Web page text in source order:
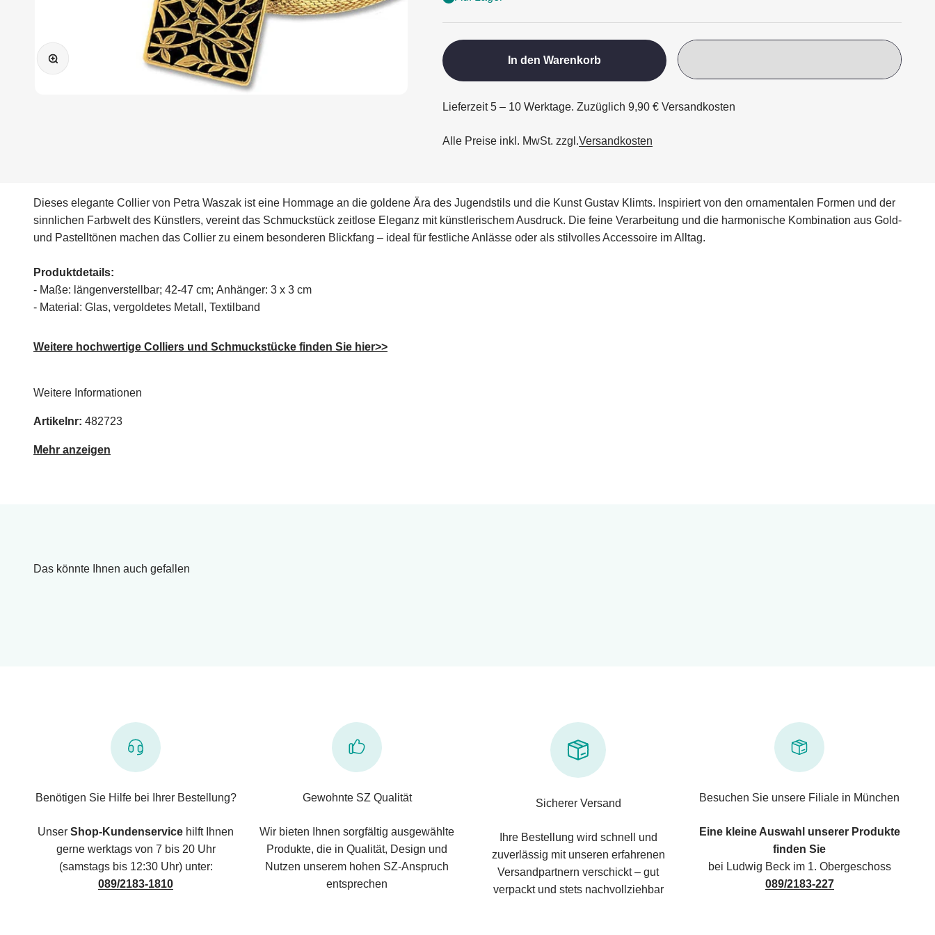
Bild vergrößern
In den Warenkorb
Lieferzeit 5 – 10 Werktage. Zuzüglich 9,90 € Versandkosten
Alle Preise inkl. MwSt. zzgl.Versandkosten
Dieses elegante Collier von Petra Waszak ist eine Hommage an die goldene Ära des Jugendstils und die Kunst Gustav Klimts. Inspiriert von den ornamentalen Formen und der
sinnlichen Farbwelt des Künstlers, vereint das Schmuckstück zeitlose Eleganz mit künstlerischem Ausdruck. Die feine Verarbeitung und die harmonische Kombination aus Gold-
und Pastelltönen machen das Collier zu einem besonderen Blickfang – ideal für festliche Anlässe oder als stilvolles Accessoire im Alltag.
Produktdetails:
- Maße: längenverstellbar; 42-47 cm; Anhänger: 3 x 3 cm
- Material: Glas, vergoldetes Metall, Textilband
Weitere hochwertige Colliers und Schmuckstücke finden Sie hier>>
Weitere Informationen
Artikelnr: 482723
Mehr anzeigen
Das könnte Ihnen auch gefallen
Benötigen Sie Hilfe bei Ihrer Bestellung?
Unser Shop-Kundenservice hilft Ihnen
gerne werktags von 7 bis 20 Uhr
(samstags bis 12:30 Uhr) unter:
089/2183-1810
Gewohnte SZ Qualität
Wir bieten Ihnen sorgfältig ausgewählte
Produkte, die in Qualität, Design und
Nutzen unserem hohen SZ-Anspruch
entsprechen
Sicherer Versand
Ihre Bestellung wird schnell und
zuverlässig mit unseren erfahrenen
Versandpartnern verschickt – gut
verpackt und stets nachvollziehbar
Besuchen Sie unsere Filiale in München
Eine kleine Auswahl unserer Produkte
finden Sie
bei Ludwig Beck im 1. Obergeschoss
089/2183-227